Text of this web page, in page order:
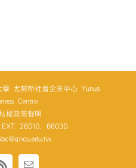
尤努斯社會企業中心 Yunus
Centre
權政策聲明
26010、66030